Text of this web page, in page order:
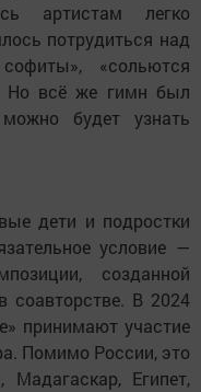
артистам легко
потрудиться над
«сольются
Но всё же гимн был
будет узнать
дети и подростки
условие —
созданной
соавторстве. В 2024
принимают участие
Помимо России, это
Мадагаскар, Египет,